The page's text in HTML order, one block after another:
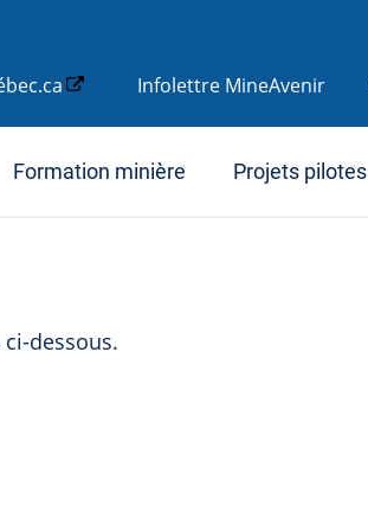
Infolettre MineAvenir
Formation minière Projets pilotes
dessous.